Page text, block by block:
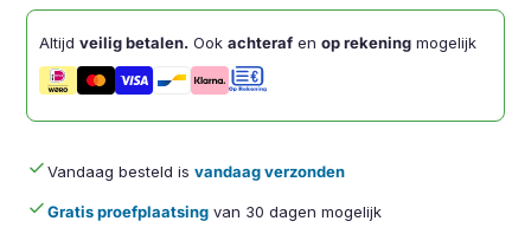
Altijdveilig betalen. Ookachteraf enop rekening mogelijk
doneVandaag besteld isvandaag verzonden
doneGratis proefplaatsing van 30 dagen mogelijk